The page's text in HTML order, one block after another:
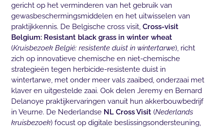
gericht op het verminderen van het gebruik van
gewasbeschermingsmiddelen en het uitwisselen van
praktijkkennis. De Belgische cross visit, Cross-visit
Belgium: Resistant black grass in winter wheat
(Kruisbezoek België: resistente duist in wintertarwe), richt
zich op innovatieve chemische en niet-chemische
strategieën tegen herbicide-resistente duist in
wintertarwe, met onder meer vals zaaibed, onderzaai met
klaver en uitgestelde zaai. Ook delen Jeremy en Bernard
Delanoye praktijkervaringen vanuit hun akkerbouwbedrijf
in Veurne. De Nederlandse NL Cross Visit(Nederlands
kruisbezoek) focust op digitale beslissingsondersteuning,